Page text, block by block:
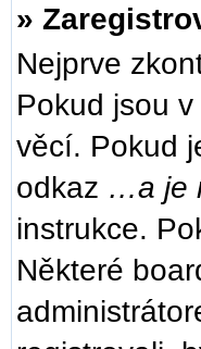
»
Nejprve
Pokud jsou
věcí. Pokud
odkaz …a je
instrukce.
Některé